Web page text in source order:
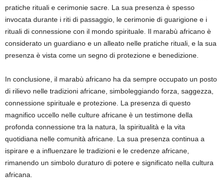
pratiche rituali e cerimonie sacre. La sua presenza è spesso
invocata durante i riti di passaggio, le cerimonie di guarigione e i
rituali di connessione con il mondo spirituale. Il marabù africano è
considerato un guardiano e un alleato nelle pratiche rituali, e la sua
presenza è vista come un segno di protezione e benedizione.
In conclusione, il marabù africano ha da sempre occupato un posto
di rilievo nelle tradizioni africane, simboleggiando forza, saggezza,
connessione spirituale e protezione. La presenza di questo
magnifico uccello nelle culture africane è un testimone della
profonda connessione tra la natura, la spiritualità e la vita
quotidiana nelle comunità africane. La sua presenza continua a
ispirare e a influenzare le tradizioni e le credenze africane,
rimanendo un simbolo duraturo di potere e significato nella cultura
africana.